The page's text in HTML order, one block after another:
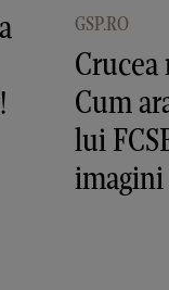
GSP.RO
Crucea
Cum
lui
imagini